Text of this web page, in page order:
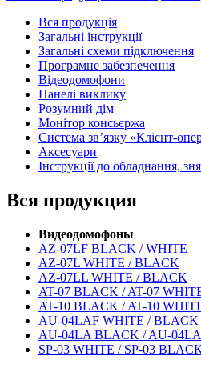
Вся продукція
Загальні інструкції
Загальні схеми підключення
Програмне забезпечення
Відеодомофони
Панелі виклику
Розумний дім
Монітор консьєржа
Система зв’язку «Клієнт-
Аксесуари
Інструкції до обладнання,
Вся продукция
Видеодомофоны
AZ-07LF BLACK / WHITE
AZ-07L WHITE / BLACK
AZ-07LL WHITE / BLACK
AT-07 BLACK / AT-07
AT-10 BLACK / AT-10
AU-04LAF WHITE / BLACK
AU-04LA BLACK / AU-
SP-03 WHITE / SP-03